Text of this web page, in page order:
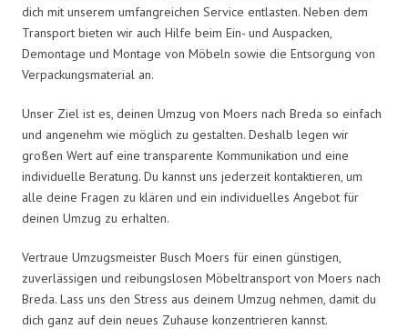
dich mit unserem umfangreichen Service entlasten. Neben dem
Transport bieten wir auch Hilfe beim Ein- und Auspacken,
Demontage und Montage von Möbeln sowie die Entsorgung von
Verpackungsmaterial an.
Unser Ziel ist es, deinen Umzug von Moers nach Breda so einfach
und angenehm wie möglich zu gestalten. Deshalb legen wir
großen Wert auf eine transparente Kommunikation und eine
individuelle Beratung. Du kannst uns jederzeit kontaktieren, um
alle deine Fragen zu klären und ein individuelles Angebot für
deinen Umzug zu erhalten.
Vertraue Umzugsmeister Busch Moers für einen günstigen,
zuverlässigen und reibungslosen Möbeltransport von Moers nach
Breda. Lass uns den Stress aus deinem Umzug nehmen, damit du
dich ganz auf dein neues Zuhause konzentrieren kannst.